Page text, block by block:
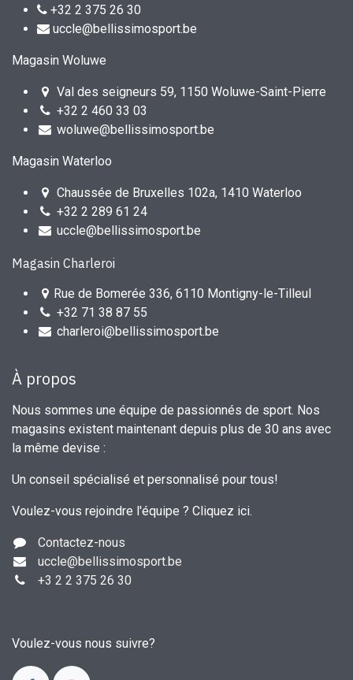
+32 2 375 26 30
uccle@bellissimosport.be
Magasin Woluwe
Val des seigneurs 59, 1150 Woluwe-Saint-Pierre
+32 2 460 33 03
woluwe@bellissimosport.be
Magasin Waterloo
Chaussée de Bruxelles 102a, 1410 Waterloo
+32 2 289 61 24
uccle@bellissimosport.be
Magasin Charleroi
Rue de Bomerée 336, 6110 Montigny-le-Tilleul
+32 71 38 87 55
charleroi@bellissimosport.be
À propos
Nous sommes une équipe de passionnés de sport. Nos
magasins existent maintenant depuis plus de 30 ans avec
la même devise :
Un conseil spécialisé et personnalisé pour tous!
Voulez-vous rejoindre l'équipe ? Cliquez ici.
Contactez-nous
uccle@bellissimosport.be
+3 2 2 375 26 30
Voulez-vous nous suivre?